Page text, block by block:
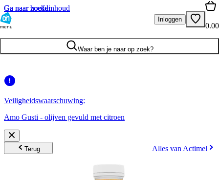
Ga naar hoofdinhoud
Ga naar zoeken
menu
Inloggen
0.00
Waar ben je naar op zoek?
Veiligheidswaarschuwing:
Amo Gusti - olijven gevuld met citroen
Terug Alles van Actimel